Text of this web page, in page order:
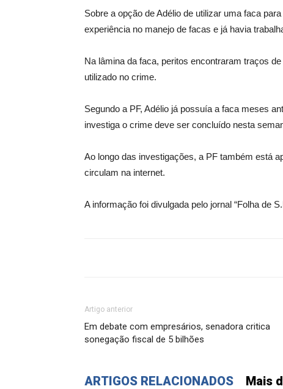
Sobre a opção de Adélio de utilizar uma faca
experiência no manejo de facas e já havia
Na lâmina da faca, peritos encontraram traços
utilizado no crime.
Segundo a PF, Adélio já possuía a faca meses
investiga o crime deve ser concluído nesta
Ao longo das investigações, a PF também está
circulam na internet.
A informação foi divulgada pelo jornal “Folha de
Artigo anterior
Em debate com empresários, senadora critica
sonegação fiscal de 5 bilhões
ARTIGOS RELACIONADOS Mais